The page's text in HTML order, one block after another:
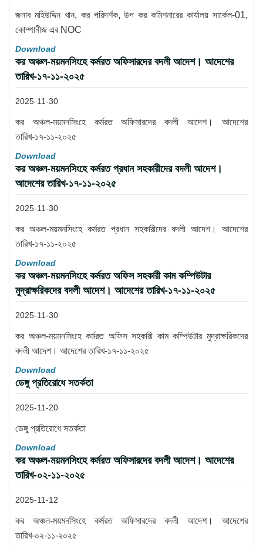
জনাব মহিউদ্দিন খান, কর পরিদর্শক, উপ কর কমিশনারের কার্যালয় সার্কেল-01,
কোম্পানীজ এর NOC
Download
কর অঞ্চল-ময়মনসিংহে কর্মরত অফিসারদের বদলী আদেশ। আদেশের
তারিখ-১৭-১১-২০২৫
2025-11-30
কর অঞ্চল-ময়মনসিংহে কর্মরত অফিসারদের বদলী আদেশ। আদেশের
তারিখ-১৭-১১-২০২৫
Download
কর অঞ্চল-ময়মনসিংহে কর্মরত প্রধান সহকারীদের বদলী আদেশ।
আদেশের তারিখ-১৭-১১-২০২৫
2025-11-30
কর অঞ্চল-ময়মনসিংহে কর্মরত প্রধান সহকারীদের বদলী আদেশ। আদেশের
তারিখ-১৭-১১-২০২৫
Download
কর অঞ্চল-ময়মনসিংহে কর্মরত অফিস সহকারী কাম কম্পিউটার
মুদ্রাক্ষরিকদের বদলী আদেশ। আদেশের তারিখ-১৭-১১-২০২৫
2025-11-30
কর অঞ্চল-ময়মনসিংহে কর্মরত অফিস সহকারী কাম কম্পিউটার মুদ্রাক্ষরিকদের
বদলী আদেশ। আদেশের তারিখ-১৭-১১-২০২৫
Download
ডেঙ্গু প্রতিরোধে সতর্কতা
2025-11-20
ডেঙ্গু প্রতিরোধে সতর্কতা
Download
কর অঞ্চল-ময়মনসিংহে কর্মরত অফিসারদের বদলী আদেশ। আদেশের
তারিখ-০২-১১-২০২৫
2025-11-12
কর অঞ্চল-ময়মনসিংহে কর্মরত অফিসারদের বদলী আদেশ। আদেশের
তারিখ-০২-১১-২০২৫